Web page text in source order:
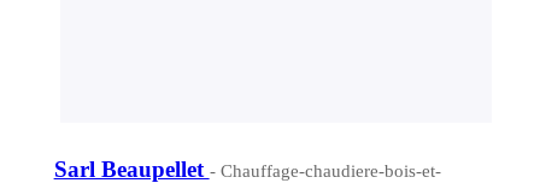
Sarl Beaupellet - Chauffage-chaudiere-bois-et-